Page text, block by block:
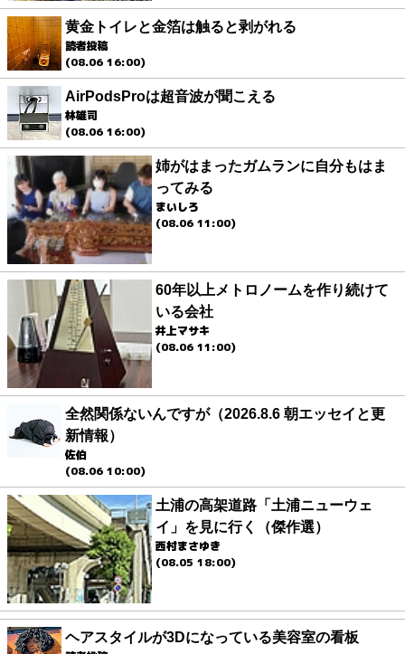
黄金トイレと金箔は触ると剥がれる
読者投稿
(08.06 16:00)
AirPodsProは超音波が聞こえる
林雄司
(08.06 16:00)
姉がはまったガムランに自分もはま
ってみる
まいしろ
(08.06 11:00)
60年以上メトロノームを作り続けて
いる会社
井上マサキ
(08.06 11:00)
全然関係ないんですが（2026.8.6 朝エッセイと更
新情報）
佐伯
(08.06 10:00)
土浦の高架道路「土浦ニューウェ
イ」を見に行く（傑作選）
西村まさゆき
(08.05 18:00)
ヘアスタイルが3Dになっている美容室の看板